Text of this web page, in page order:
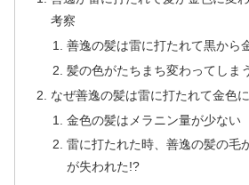
考察
善逸の髪は雷に打たれて黒から
髪の色がたちまち変わってしま
なぜ善逸の髪は雷に打たれて金色
金色の髪はメラニン量が少ない
雷に打たれた時、善逸の髪の毛
が失われた!?